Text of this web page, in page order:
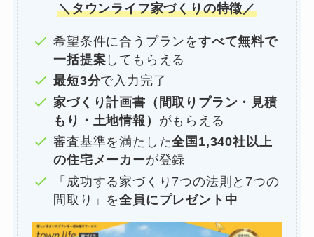
＼タウンライフ家づくりの特徴／
希望条件に合うプランをすべて無料で
一括提案 してもらえる
最短3分で入力完了
家づくり計画書（間取りプラン・見積
もり・土地情報） がもらえる
審査基準を満たした全国1,340社以上
の住宅メーカーが登録
「成功する家づくり7つの法則と7つの
間取り」を全員にプレゼント中